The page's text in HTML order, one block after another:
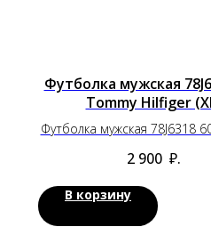
Футболка мужская
Tommy Hilfiger
Футболка мужская 78J6318
2 900 ₽.
В корзину